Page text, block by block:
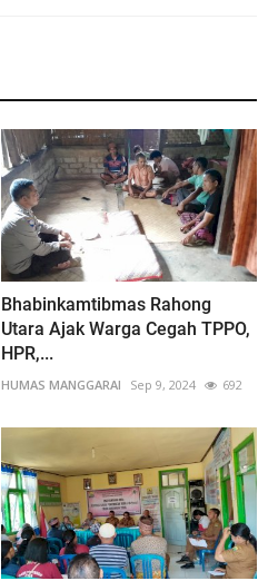
Bhabinkamtibmas Rahong
Utara Ajak Warga Cegah TPPO,
HPR,...
HUMAS MANGGARAI Sep 9, 2024 692